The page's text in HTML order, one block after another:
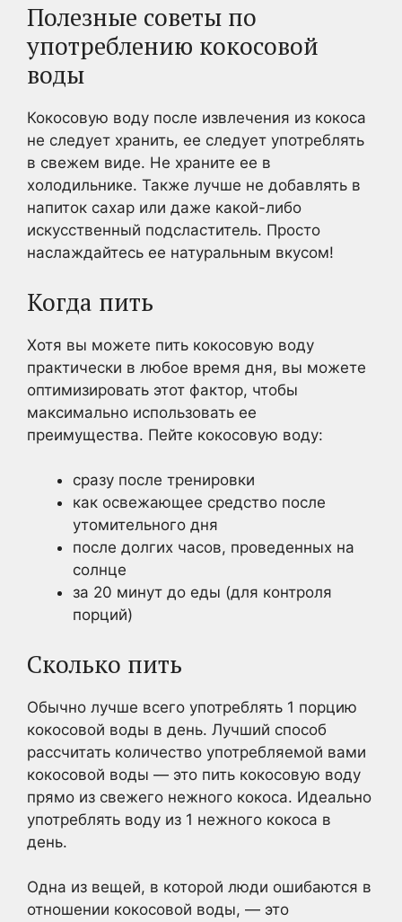
Полезные советы по
употреблению кокосовой
воды
Кокосовую воду после извлечения из кокоса
не следует хранить, ее следует употреблять
в свежем виде. Не храните ее в
холодильнике. Также лучше не добавлять в
напиток сахар или даже какой-либо
искусственный подсластитель. Просто
наслаждайтесь ее натуральным вкусом!
Когда пить
Хотя вы можете пить кокосовую воду
практически в любое время дня, вы можете
оптимизировать этот фактор, чтобы
максимально использовать ее
преимущества. Пейте кокосовую воду:
сразу после тренировки
как освежающее средство после
утомительного дня
после долгих часов, проведенных на
солнце
за 20 минут до еды (для контроля
порций)
Сколько пить
Обычно лучше всего употреблять 1 порцию
кокосовой воды в день. Лучший способ
рассчитать количество употребляемой вами
кокосовой воды — это пить кокосовую воду
прямо из свежего нежного кокоса. Идеально
употреблять воду из 1 нежного кокоса в
день.
Одна из вещей, в которой люди ошибаются в
отношении кокосовой воды, — это